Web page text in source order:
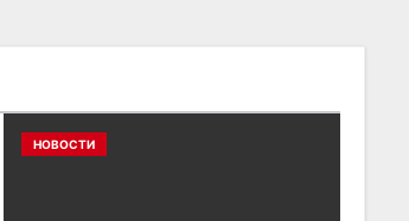
НОВОСТИ